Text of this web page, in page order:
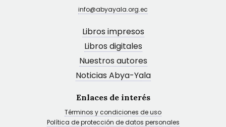
info@abyayala.org.ec
Libros impresos
Libros digitales
Nuestros autores
Noticias Abya-Yala
Enlaces de interés
Términos y condiciones de uso
Política de protección de datos personales